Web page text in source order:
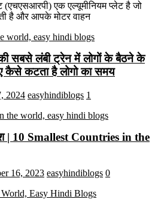
(एचएसआरपी) एक एल्यूमीनियम प्लेट है जो
है और आपके मोटर वाहन
सबसे लंबी ट्रेन में लोगों के बैठने के
कैसे कटता है लोगो का समय
2024 easyhindiblogs 1
| 10 Smallest Countries in the
16, 2023 easyhindiblogs 0